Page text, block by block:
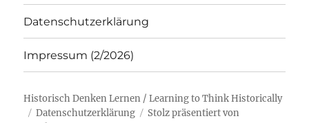
Datenschutzerklärung
Impressum (2/2026)
Historisch Denken Lernen / Learning to Think Historically
Datenschutzerklärung
Stolz präsentiert von